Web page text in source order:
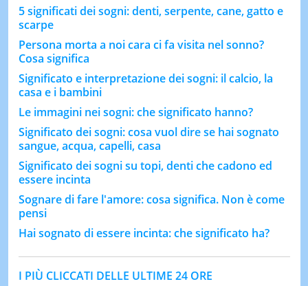
5 significati dei sogni: denti, serpente, cane, gatto e
scarpe
Persona morta a noi cara ci fa visita nel sonno?
Cosa significa
Significato e interpretazione dei sogni: il calcio, la
casa e i bambini
Le immagini nei sogni: che significato hanno?
Significato dei sogni: cosa vuol dire se hai sognato
sangue, acqua, capelli, casa
Significato dei sogni su topi, denti che cadono ed
essere incinta
Sognare di fare l'amore: cosa significa. Non è come
pensi
Hai sognato di essere incinta: che significato ha?
I PIÙ CLICCATI DELLE ULTIME 24 ORE